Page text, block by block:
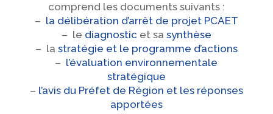
comprend les documents suivants :
– la délibération d’arrêt de projet PCAET
– le diagnostic et sa synthèse
– la stratégie et le programme d’actions
– l’évaluation environnementale
stratégique
– l’avis du Préfet de Région et les réponses
apportées